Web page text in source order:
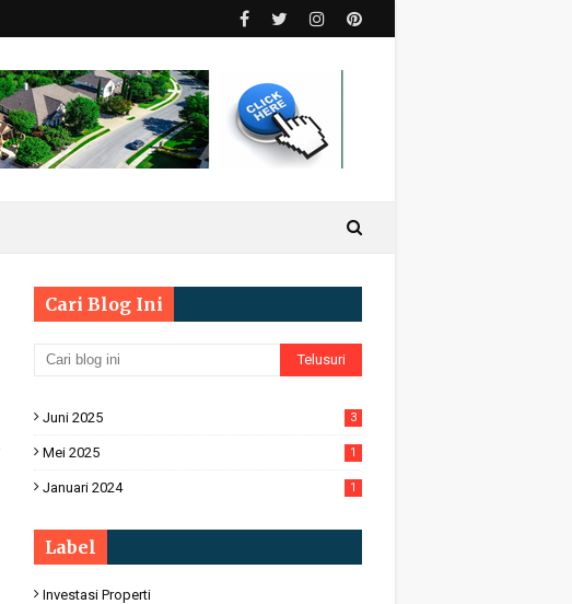
Cari Blog Ini
Juni 2025 3
Mei 2025 1
Januari 2024 1
Label
Investasi Properti